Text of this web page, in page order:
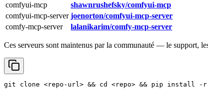
comfyui-mcp
shawnrushefsky/comfyui-mcp
comfyui-mcp-server joenorton/comfyui-mcp-server
comfy-mcp-server
lalanikarim/comfy-mcp-server
Ces serveurs sont maintenus par la communauté — le support,
git clone <repo-url> && cd <repo> && pip install -r